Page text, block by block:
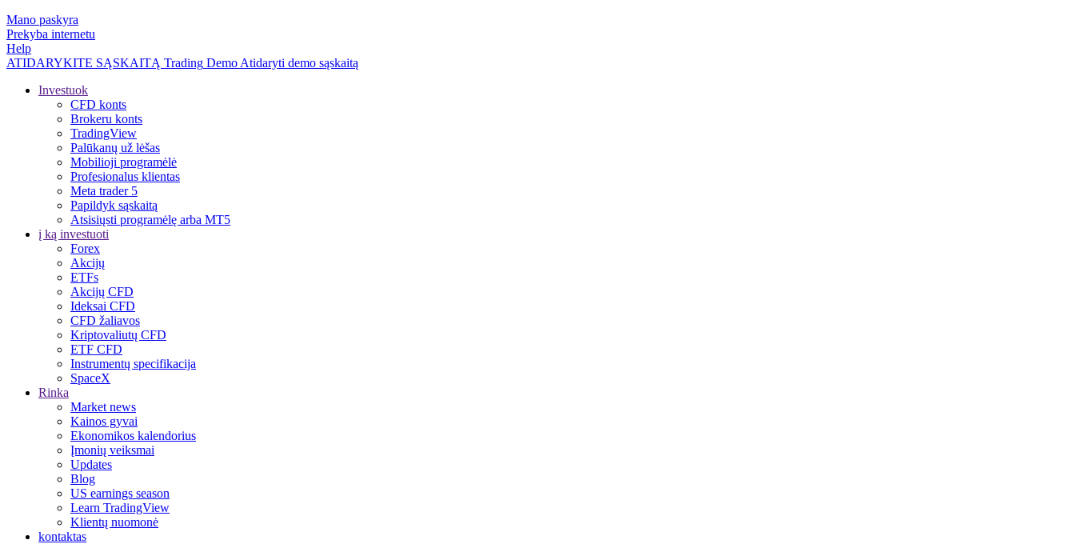
Mano paskyra
Prekyba internetu
Help
ATIDARYKITE SĄSKAITĄ Trading Demo Atidaryti demo sąskaitą
Investuok
CFD konts
Brokeru konts
TradingView
Palūkanų už lėšas
Mobilioji programėlė
Profesionalus klientas
Meta trader 5
Papildyk sąskaitą
Atsisiųsti programėlę arba MT5
į ką investuoti
Forex
Akcijų
ETFs
Akcijų CFD
Ideksai CFD
CFD žaliavos
Kriptovaliutų CFD
ETF CFD
Instrumentų specifikacija
SpaceX
Rinka
Market news
Kainos gyvai
Ekonomikos kalendorius
Įmonių veiksmai
Updates
Blog
US earnings season
Learn TradingView
Klientų nuomonė
kontaktas